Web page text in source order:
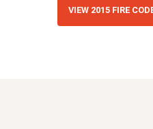
VIEW 2015 FIRE